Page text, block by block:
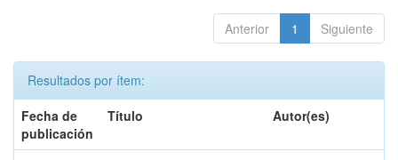
Anterior 1 Siguiente
Resultados por ítem:
Fecha de
publicación
Título Autor(es)